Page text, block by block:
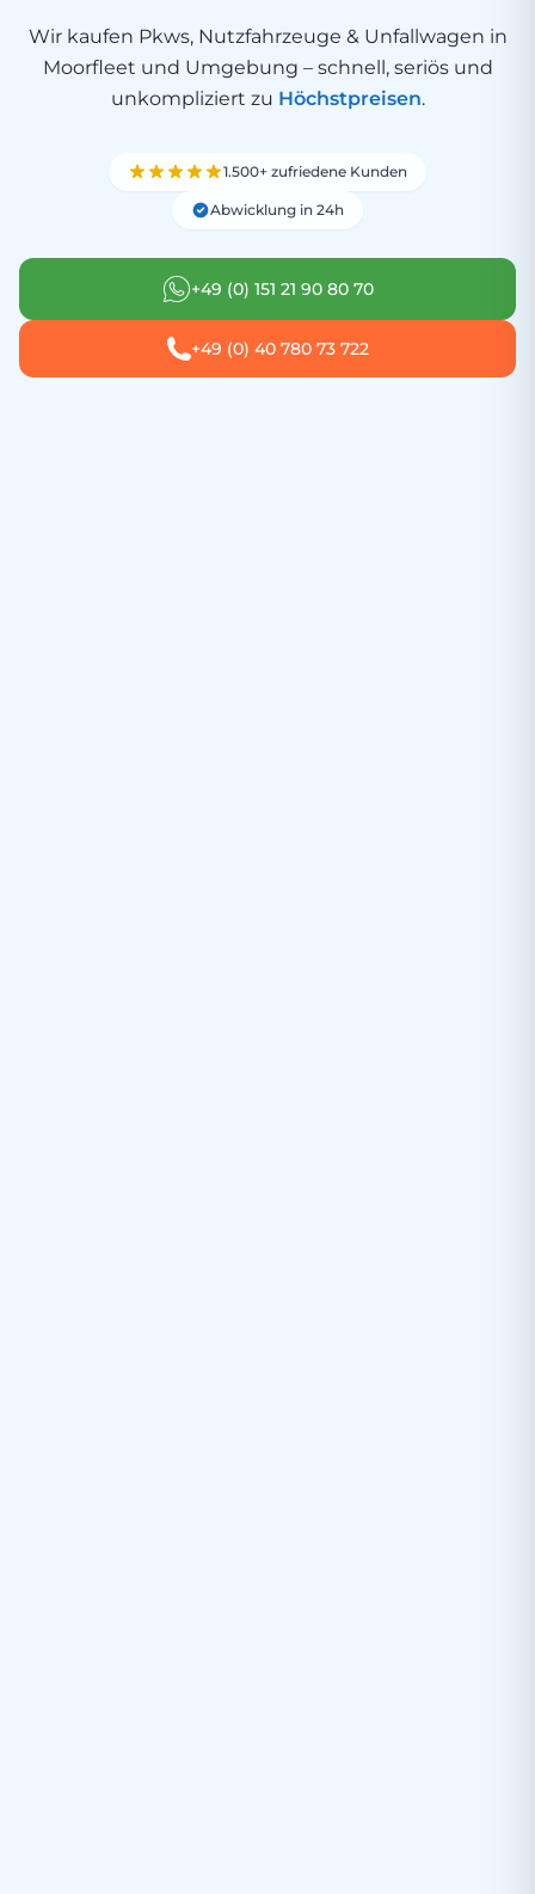
Wir kaufen Pkws, Nutzfahrzeuge & Unfallwagen in
Moorfleet und Umgebung – schnell, seriös und
unkompliziert zu Höchstpreisen.
1.500+ zufriedene Kunden
Abwicklung in 24h
+49 (0) 151 21 90 80 70
+49 (0) 40 780 73 722